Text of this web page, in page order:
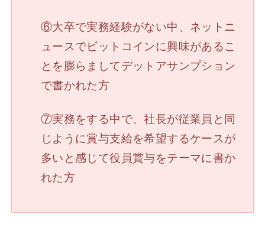
⑥大卒で実務経験がない中、ネットニ
ュースでビットコインに興味があるこ
とを膨らましてデットアサンプション
で書かれた方
⑦実務をする中で、社長が従業員と同
じように賞与支給を希望するケースが
多いと感じて役員賞与をテーマに書か
れた方